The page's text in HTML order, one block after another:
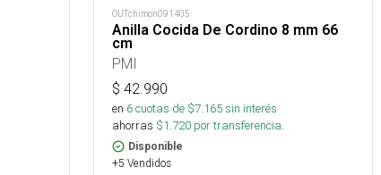
OUTchimon091405
Anilla Cocida De Cordino 8 mm 66
cm
PMI
$ 42.990
en 6cuotas de $7.165sin interés
ahorras $1.720 por transferencia.
Disponible
+5 Vendidos